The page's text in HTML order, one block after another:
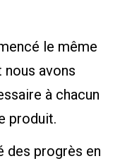
le même
avons
à chacun
produit.
des progrès en